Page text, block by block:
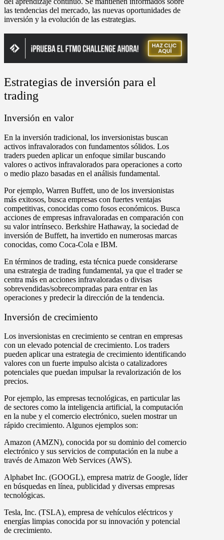
las tendencias del mercado, las nuevas oportunidades de
inversión y la evolución de las estrategias.
Estrategias de inversión para el
trading
Inversión en valor
En la inversión tradicional, los inversionistas buscan
activos infravalorados con fundamentos sólidos. Los
traders pueden aplicar un enfoque similar buscando
valores o activos infravalorados para operaciones a corto
o medio plazo basadas en el análisis fundamental.
Por ejemplo, Warren Buffett, uno de los inversionistas
más exitosos, busca empresas con fuertes ventajas
competitivas, conocidas como fosos económicos. Busca
acciones de empresas infravaloradas en comparación con
su valor intrínseco. Berkshire Hathaway, la sociedad de
inversión de Buffett, ha invertido en numerosas marcas
conocidas, como Coca-Cola e IBM.
En términos de trading, esta técnica puede considerarse
una estrategia de trading fundamental, ya que el trader se
centra más en acciones infravaloradas o divisas
sobrevendidas/sobrecompradas para entrar en las
operaciones y predecir la dirección de la tendencia.
Inversión de crecimiento
Los inversionistas en crecimiento se centran en empresas
con un elevado potencial de crecimiento. Los traders
pueden aplicar una estrategia de crecimiento identificando
valores con un fuerte impulso alcista o catalizadores
potenciales que puedan impulsar la revalorización de los
precios.
Por ejemplo, las empresas tecnológicas, en particular las
de sectores como la inteligencia artificial, la computación
en la nube y el comercio electrónico, suelen mostrar un
rápido crecimiento. Algunos ejemplos son:
Amazon (AMZN), conocida por su dominio del comercio
electrónico y sus servicios de computación en la nube a
través de Amazon Web Services (AWS).
Alphabet Inc. (GOOGL), empresa matriz de Google, líder
en búsquedas en línea, publicidad y diversas empresas
tecnológicas.
Tesla, Inc. (TSLA), empresa de vehículos eléctricos y
energías limpias conocida por su innovación y potencial
de crecimiento.